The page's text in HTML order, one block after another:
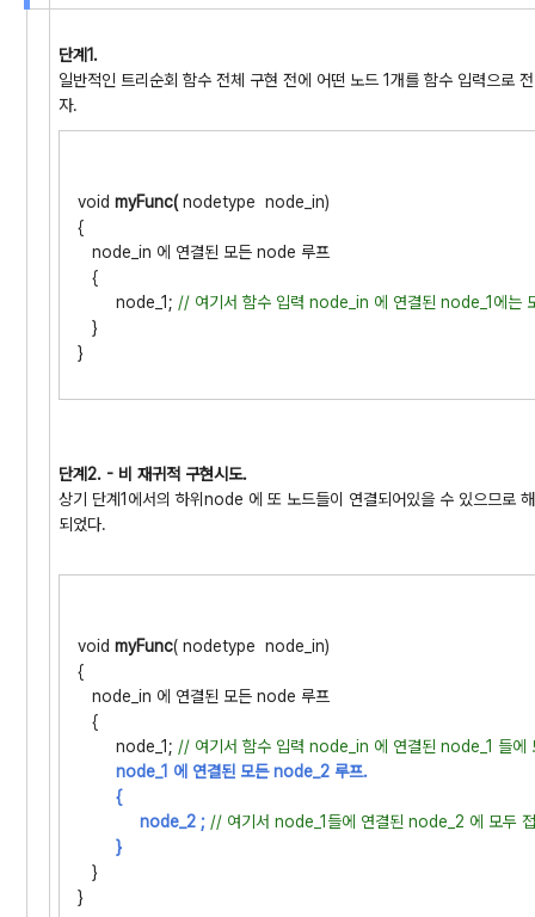
단계1.
일반적인 트리순회 함수 전체 구현 전에 어떤 노드 1개를 함수 입력으로
자.
void myFunc( nodetype node_in)
{
node_in 에 연결된 모든 node 루프
{
node_1; // 여기서 함수 입력 node_in 에 연결된 node_1에는
}
}
단계2. - 비 재귀적 구현시도.
상기 단계1에서의 하위node 에 또 노드들이 연결되어있을 수 있으므로
되었다.
void myFunc( nodetype node_in)
{
node_in 에 연결된 모든 node 루프
{
node_1; // 여기서 함수 입력 node_in 에 연결된 node_1 들에
node_1 에 연결된 모든 node_2 루프.
{
node_2 ; // 여기서 node_1들에 연결된 node_2 에 모두
}
}
}